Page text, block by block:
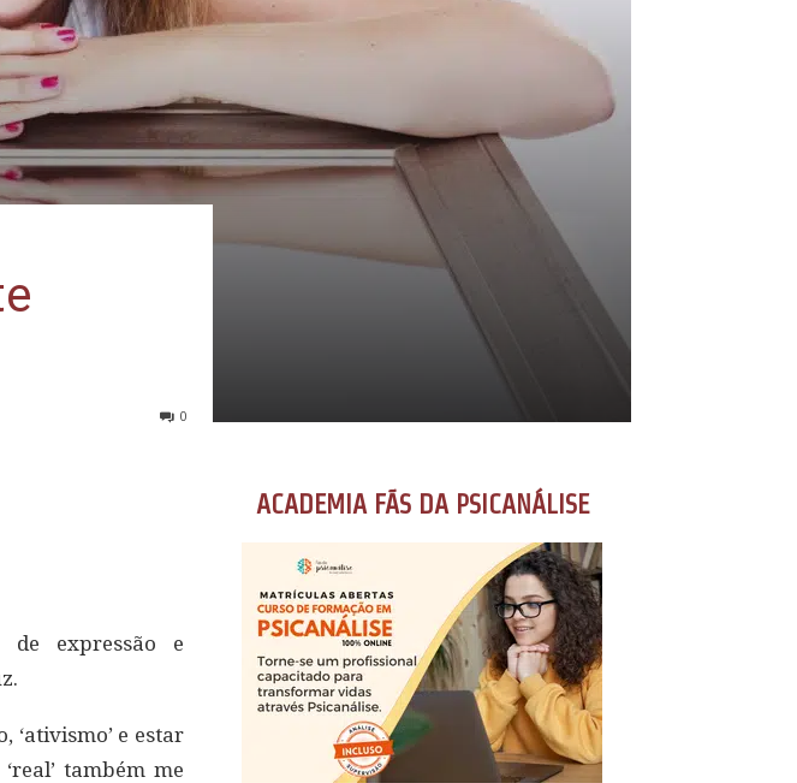
0
de expressão e
‘ativismo’ e estar
também me
ACADEMIA FÃS DA PSICANÁLISE